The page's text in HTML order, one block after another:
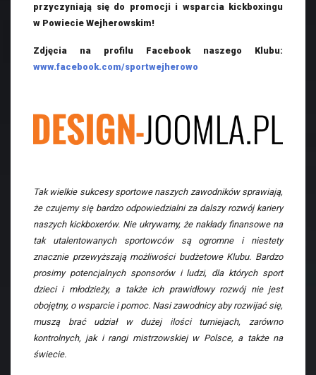
przyczyniają się do promocji i wsparcia kickboxingu
w Powiecie Wejherowskim!
Zdjęcia na profilu Facebook naszego Klubu:
www.facebook.com/sportwejherowo
Tak wielkie sukcesy sportowe naszych zawodników sprawiają,
że czujemy się bardzo odpowiedzialni za dalszy rozwój kariery
naszych kickboxerów. Nie ukrywamy, że nakłady finansowe na
tak utalentowanych sportowców są ogromne i niestety
znacznie przewyższają możliwości budżetowe Klubu. Bardzo
prosimy potencjalnych sponsorów i ludzi, dla których sport
dzieci i młodzieży, a także ich prawidłowy rozwój nie jest
obojętny, o wsparcie i pomoc. Nasi zawodnicy aby rozwijać się,
muszą brać udział w dużej ilości turniejach, zarówno
kontrolnych, jak i rangi mistrzowskiej w Polsce, a także na
świecie.